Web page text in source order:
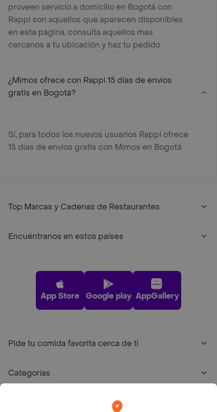
proveen servicio a domicilio en Bogotá con
Rappi son aquellos que aparecen disponibles
en esta página, consulta aquellos mas
cercanos a tu ubicación y haz tu pedido
¿Mimos ofrece con Rappi 15 días de envíos
gratis en Bogotá?
Sí, para todos los nuevos usuarios Rappi ofrece
15 días de envíos gratis con Mimos en Bogotá
Top Marcas y Cadenas de Restaurantes
Encuéntranos en estos países
App Store Google play AppGallery
Pide tu comida favorita cerca de ti
Categorías